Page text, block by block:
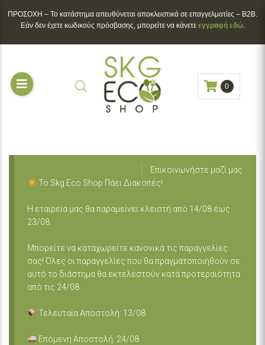
ΠΡΟΣΟΧΗ – To κατάστημα απευθύνεται αποκλειστικά σε επαγγελματίες – B2B.
Εάν δεν έχετε κωδικούς πρόσβασης, μπορείτε να κάνετε εγγραφή εδώ.
0
Επικοινωνήστε μαζί μας
Το Skg Eco Shop Πάει Διακοπές!
Η εταιρεία μας θα παραμείνει κλειστή από 14/08 έως
23/08.
Μπορείτε να καταχωρείτε κανονικά τις παραγγελίες
σας! Όλες οι παραγγελίες που θα πραγματοποιηθούν σε
αυτό το διάστημα θα εκτελεστούν κατά προτεραιότητα
από τις 24/08.
Τελευταία Αποστολή: 13/08
Επόμενη Αποστολή: 24/08